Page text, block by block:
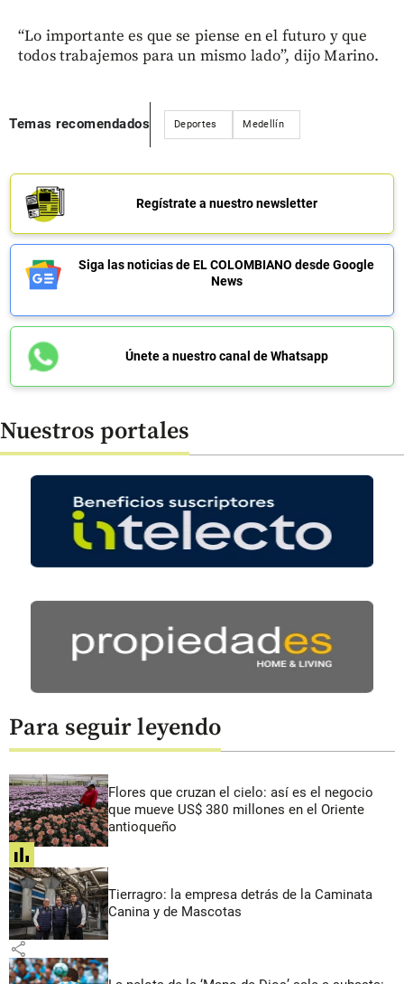
“Lo importante es que se piense en el futuro y que
todos trabajemos para un mismo lado”, dijo Marino.
Temas recomendados Deportes Medellín
Regístrate a nuestro newsletter
Siga las noticias de EL COLOMBIANO desde Google
News
Únete a nuestro canal de Whatsapp
Nuestros portales
Para seguir leyendo
Flores que cruzan el cielo: así es el negocio
que mueve US$ 380 millones en el Oriente
antioqueño
share
Tierragro: la empresa detrás de la Caminata
Canina y de Mascotas
share